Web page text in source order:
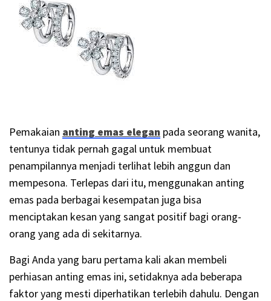
Pemakaian anting emas elegan pada seorang wanita,
tentunya tidak pernah gagal untuk membuat
penampilannya menjadi terlihat lebih anggun dan
mempesona. Terlepas dari itu, menggunakan anting
emas pada berbagai kesempatan juga bisa
menciptakan kesan yang sangat positif bagi orang-
orang yang ada di sekitarnya.
Bagi Anda yang baru pertama kali akan membeli
perhiasan anting emas ini, setidaknya ada beberapa
faktor yang mesti diperhatikan terlebih dahulu. Dengan